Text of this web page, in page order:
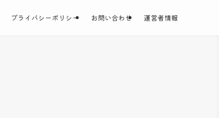
プライバシーポリシー お問い合わせ 運営者情報